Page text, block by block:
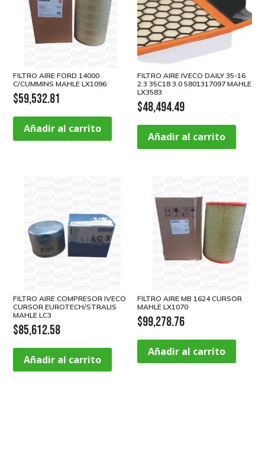
FILTRO AIRE FORD 14000
C/CUMMINS MAHLE LX1096
$59,532.81
Añadir al carrito
FILTRO AIRE IVECO DAILY 35-16
2.3 35C18 3.0 5801317097 MAHLE
LX3583
$48,494.49
Añadir al carrito
FILTRO AIRE COMPRESOR IVECO
CURSOR EUROTECH/STRALIS
MAHLE LC3
$85,612.58
Añadir al carrito
FILTRO AIRE MB 1624 CURSOR
MAHLE LX1070
$99,278.76
Añadir al carrito